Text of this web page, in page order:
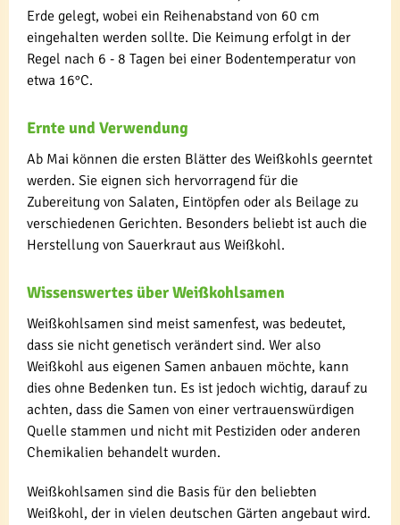
Erde gelegt, wobei ein Reihenabstand von 60 cm
eingehalten werden sollte. Die Keimung erfolgt in der
Regel nach 6 - 8 Tagen bei einer Bodentemperatur von
etwa 16°C.
Ernte und Verwendung
Ab Mai können die ersten Blätter des Weißkohls geerntet
werden. Sie eignen sich hervorragend für die
Zubereitung von Salaten, Eintöpfen oder als Beilage zu
verschiedenen Gerichten. Besonders beliebt ist auch die
Herstellung von Sauerkraut aus Weißkohl.
Wissenswertes über Weißkohlsamen
Weißkohlsamen sind meist samenfest, was bedeutet,
dass sie nicht genetisch verändert sind. Wer also
Weißkohl aus eigenen Samen anbauen möchte, kann
dies ohne Bedenken tun. Es ist jedoch wichtig, darauf zu
achten, dass die Samen von einer vertrauenswürdigen
Quelle stammen und nicht mit Pestiziden oder anderen
Chemikalien behandelt wurden.
Weißkohlsamen sind die Basis für den beliebten
Weißkohl, der in vielen deutschen Gärten angebaut wird.